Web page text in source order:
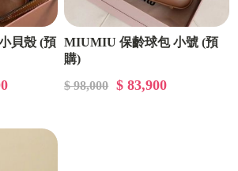
貝殼 (預
MIUMIU 保齡球包 小號 (預
購)
$ 98,000
$ 83,900